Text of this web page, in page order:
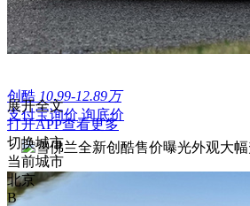
创酷 10.99-12.89万
支付宝询价 询底价
展开全文
打开APP查看更多
切换城市
当前城市
北京
B